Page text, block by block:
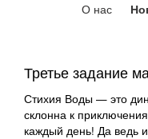
О нас
Третье задание
Стихия Воды — это
склонна к
каждый день! Да ведь